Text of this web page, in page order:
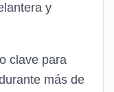
y
clave para
más de